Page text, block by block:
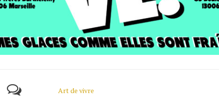
Art de vivre